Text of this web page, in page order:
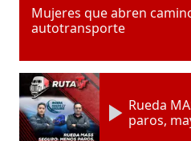
Mujeres que abren
autotransporte
Rueda
paros,